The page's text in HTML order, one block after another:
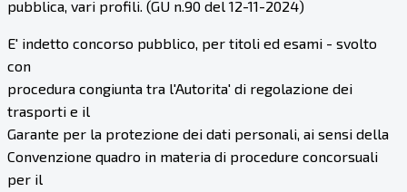
pubblica, vari profili. (GU n.90 del 12-11-2024)
E' indetto concorso pubblico, per titoli ed esami - svolto
con
procedura congiunta tra l'Autorita' di regolazione dei
trasporti e il
Garante per la protezione dei dati personali, ai sensi della
Convenzione quadro in materia di procedure concorsuali
per il